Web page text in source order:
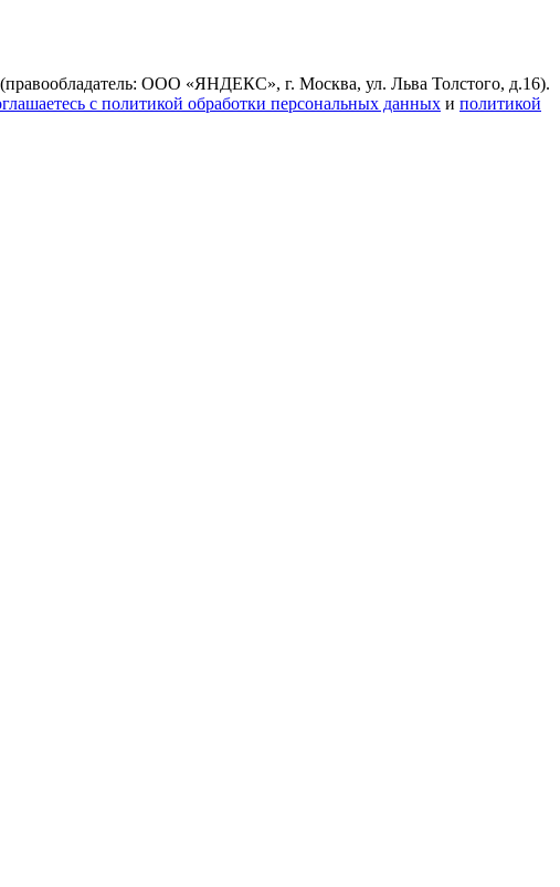
ООО «ЯНДЕКС», г. Москва, ул. Льва Толстого, д.16).
с политикой обработки персональных данных и политикой